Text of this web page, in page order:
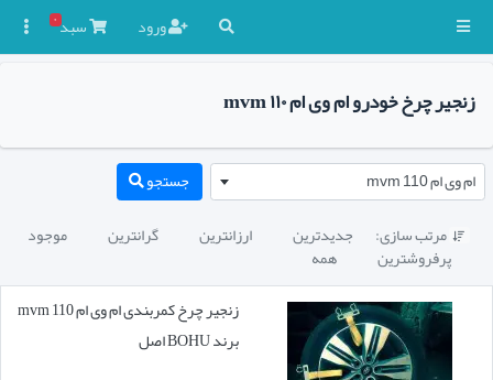
ورود سبد۰
زنجیر چرخ خودرو ام وی ام mvm ۱۱۰
ام وی ام mvm 110 جستجو
 مرتب سازی: جدیدترین ارزانترین گرانترین موجود
پرفروشترین همه
زنجیر چرخ کمربندی ام وی ام mvm 110
برند BOHU اصل